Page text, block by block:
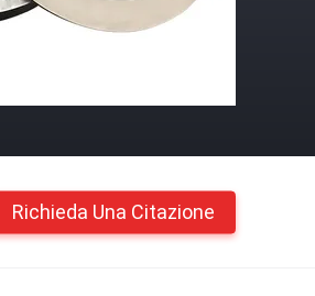
Richieda Una Citazione